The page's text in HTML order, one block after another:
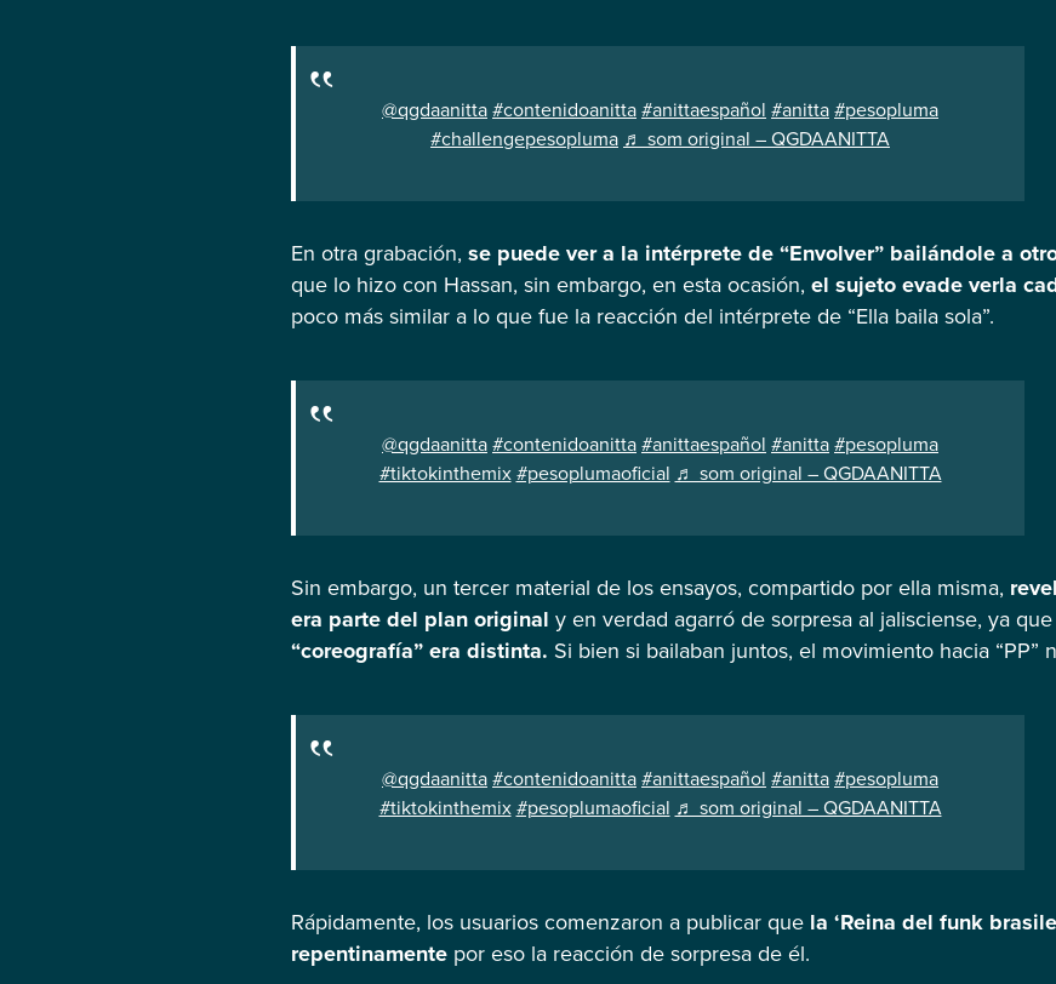
@qgdaanitta#contenidoanitta#anittaespañol #anitta#pesopluma
#challengepesopluma ♬ som original – QGDAANITTA
En otra grabación, se puede ver a la intérprete de “Envolver” bailándole a
que lo hizo con Hassan, sin embargo, en esta ocasión, el sujeto evade verla
poco más similar a lo que fue la reacción del intérprete de “Ella baila sola”.
@qgdaanitta#contenidoanitta#anittaespañol #anitta#pesopluma
#tiktokinthemix #pesoplumaoficial ♬ som original – QGDAANITTA
Sin embargo, un tercer material de los ensayos, compartido por ella misma,
era parte del plan original y en verdad agarró de sorpresa al jalisciense, ya que
“coreografía” era distinta. Si bien si bailaban juntos, el movimiento hacia “PP”
@qgdaanitta#contenidoanitta#anittaespañol #anitta#pesopluma
#tiktokinthemix #pesoplumaoficial ♬ som original – QGDAANITTA
Rápidamente, los usuarios comenzaron a publicar que la ‘Reina del funk
repentinamente por eso la reacción de sorpresa de él.